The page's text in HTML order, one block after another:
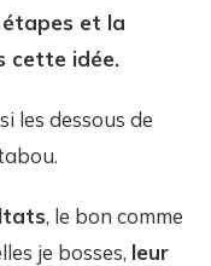
et la
cette idée.
les dessous de
, le bon comme
je bosses, leur